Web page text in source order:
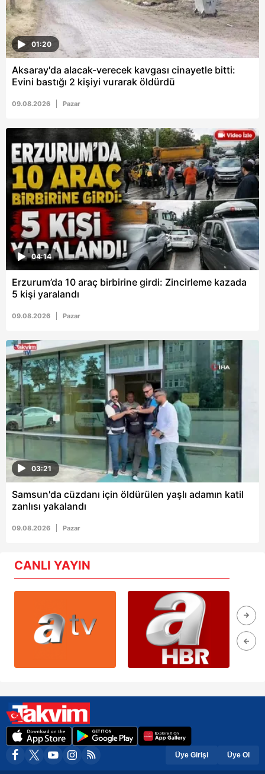
01:20
Aksaray'da alacak-verecek kavgası cinayetle bitti:
Evini bastığı 2 kişiyi vurarak öldürdü
09.08.2026 Pazar
04:14
Erzurum’da 10 araç birbirine girdi: Zincirleme kazada
5 kişi yaralandı
09.08.2026 Pazar
03:21
Samsun'da cüzdanı için öldürülen yaşlı adamın katil
zanlısı yakalandı
09.08.2026 Pazar
CANLI YAYIN
Üye Girişi Üye Ol